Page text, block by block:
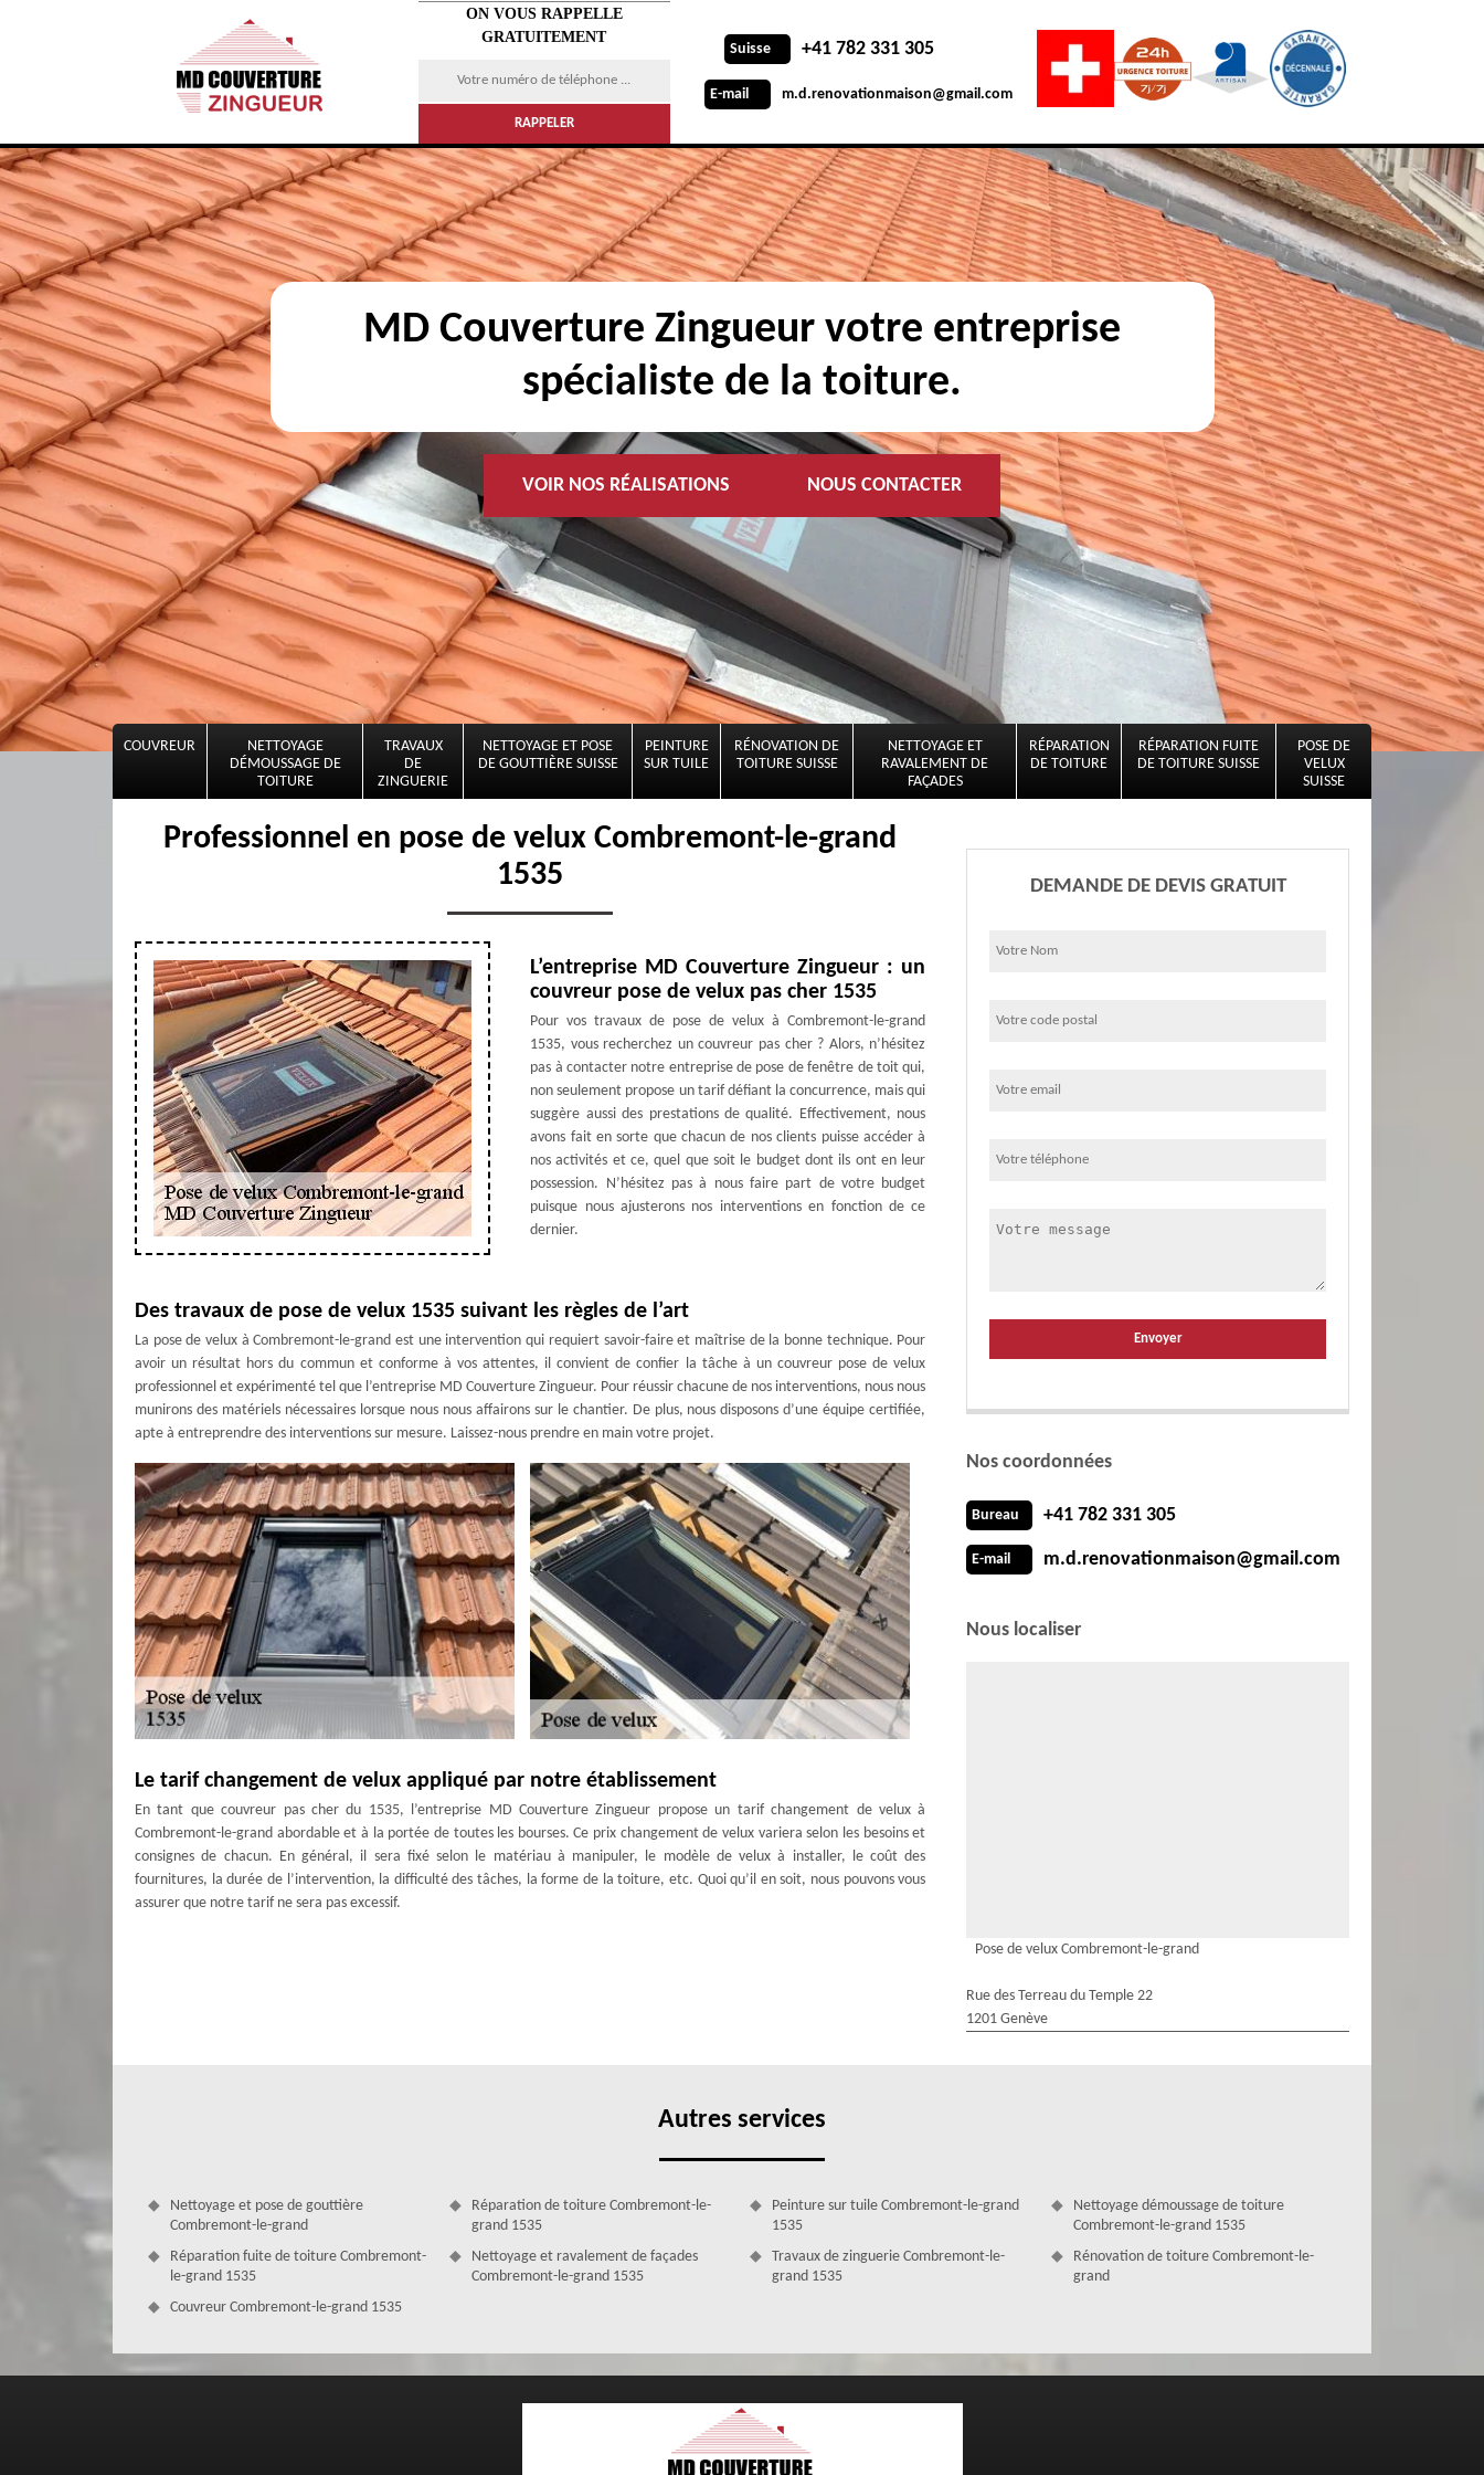
ON VOUS RAPPELLE
GRATUITEMENT
Suisse +41 782 331 305
E-mail m.d.renovationmaison@gmail.com
MD Couverture Zingueur votre entreprise
spécialiste de la toiture.
VOIR NOS RÉALISATIONS NOUS CONTACTER
COUVREUR
NETTOYAGE
DÉMOUSSAGE DE
TOITURE
TRAVAUX
DE
ZINGUERIE
NETTOYAGE ET POSE
DE GOUTTIÈRE SUISSE
PEINTURE
SUR TUILE
RÉNOVATION DE
TOITURE SUISSE
NETTOYAGE ET
RAVALEMENT DE
FAÇADES
RÉPARATION
DE TOITURE
RÉPARATION FUITE
DE TOITURE SUISSE
POSE DE
VELUX
SUISSE
Professionnel en pose de velux Combremont-le-grand
1535
L’entreprise MD Couverture Zingueur : un
couvreur pose de velux pas cher 1535
Pour vos travaux de pose de velux à Combremont-le-grand
1535, vous recherchez un couvreur pas cher ? Alors, n’hésitez
pas à contacter notre entreprise de pose de fenêtre de toit qui,
non seulement propose un tarif défiant la concurrence, mais qui
suggère aussi des prestations de qualité. Effectivement, nous
avons fait en sorte que chacun de nos clients puisse accéder à
nos activités et ce, quel que soit le budget dont ils ont en leur
possession. N’hésitez pas à nous faire part de votre budget
puisque nous ajusterons nos interventions en fonction de ce
dernier.
Des travaux de pose de velux 1535 suivant les règles de l’art
La pose de velux à Combremont-le-grand est une intervention qui requiert savoir-faire et maîtrise de la bonne technique. Pour
avoir un résultat hors du commun et conforme à vos attentes, il convient de confier la tâche à un couvreur pose de velux
professionnel et expérimenté tel que l’entreprise MD Couverture Zingueur. Pour réussir chacune de nos interventions, nous nous
munirons des matériels nécessaires lorsque nous nous affairons sur le chantier. De plus, nous disposons d’une équipe certifiée,
apte à entreprendre des interventions sur mesure. Laissez-nous prendre en main votre projet.
Le tarif changement de velux appliqué par notre établissement
En tant que couvreur pas cher du 1535, l’entreprise MD Couverture Zingueur propose un tarif changement de velux à
Combremont-le-grand abordable et à la portée de toutes les bourses. Ce prix changement de velux variera selon les besoins et
consignes de chacun. En général, il sera fixé selon le matériau à manipuler, le modèle de velux à installer, le coût des
fournitures, la durée de l’intervention, la difficulté des tâches, la forme de la toiture, etc. Quoi qu’il en soit, nous pouvons vous
assurer que notre tarif ne sera pas excessif.
Dans le cadre d’une pose fenêtre de toit à Combremont-le-grand 1535, l’entreprise MD Couverture Zingueur procèdera étape
par étape. Nous allons également tenir compte des normes exigées afin de vous octroyer des fenêtres de toit qui soient à la fois
DEMANDE DE DEVIS GRATUIT
Nos coordonnées
Bureau +41 782 331 305
E-mail m.d.renovationmaison@gmail.com
Nous localiser
Pose de velux Combremont-le-grand
Rue des Terreau du Temple 22
1201 Genève
Autres services
Nettoyage et pose de gouttière
Combremont-le-grand
Réparation fuite de toiture Combremont-
le-grand 1535
Couvreur Combremont-le-grand 1535
Réparation de toiture Combremont-le-
grand 1535
Nettoyage et ravalement de façades
Combremont-le-grand 1535
Peinture sur tuile Combremont-le-grand
1535
Travaux de zinguerie Combremont-le-
grand 1535
Nettoyage démoussage de toiture
Combremont-le-grand 1535
Rénovation de toiture Combremont-le-
grand